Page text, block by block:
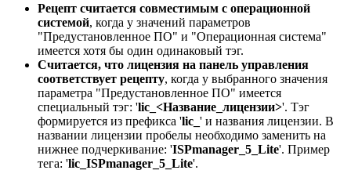
Рецепт считается совместимым с операционной
системой, когда у значений параметров
"Предустановленное ПО" и "Операционная система"
имеется хотя бы один одинаковый тэг.
Считается, что лицензия на панель управления
соответствует рецепту, когда у выбранного значения
параметра "Предустановленное ПО" имеется
специальный тэг: 'lic_<Название_лицензии>'. Тэг
формируется из префикса 'lic_ ' и названия лицензии. В
названии лицензии пробелы необходимо заменить на
нижнее подчеркивание: 'ISPmanager_5_Lite'. Пример
тега: 'lic_ISPmanager_5_Lite'.